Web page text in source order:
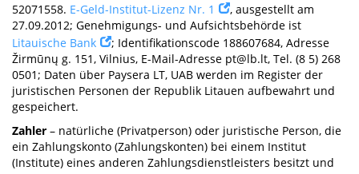
52071558. E-Geld-Institut-Lizenz Nr. 1
, ausgestellt am
27.09.2012; Genehmigungs- und Aufsichtsbehörde ist
Litauische Bank
; Identifikationscode 188607684, Adresse
Žirmūnų g. 151, Vilnius, E-Mail-Adresse pt@lb.lt, Tel. (8 5) 268
0501; Daten über Paysera LT, UAB werden im Register der
juristischen Personen der Republik Litauen aufbewahrt und
gespeichert.
Zahler – natürliche (Privatperson) oder juristische Person, die
ein Zahlungskonto (Zahlungskonten) bei einem Institut
(Institute) eines anderen Zahlungsdienstleisters besitzt und